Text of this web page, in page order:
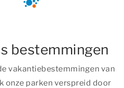
bestemmingen
vakantiebestemmingen van
onze parken verspreid door